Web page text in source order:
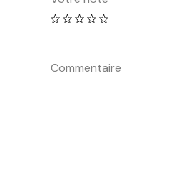
Commentaire